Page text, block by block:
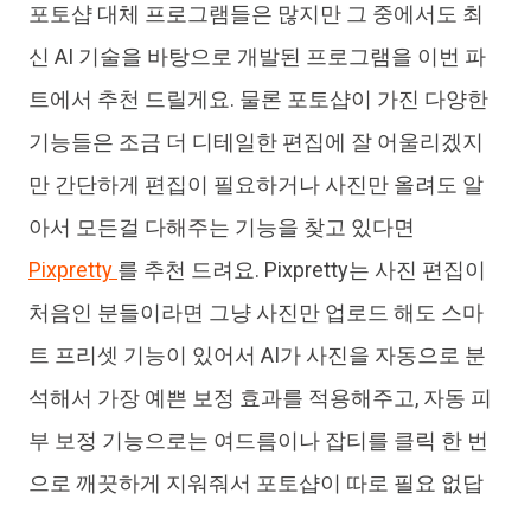
포토샵 대체 프로그램들은 많지만 그 중에서도 최
신 AI 기술을 바탕으로 개발된 프로그램을 이번 파
트에서 추천 드릴게요. 물론 포토샵이 가진 다양한
기능들은 조금 더 디테일한 편집에 잘 어울리겠지
만 간단하게 편집이 필요하거나 사진만 올려도 알
아서 모든걸 다해주는 기능을 찾고 있다면
Pixpretty 를 추천 드려요. Pixpretty는 사진 편집이
처음인 분들이라면 그냥 사진만 업로드 해도 스마
트 프리셋 기능이 있어서 AI가 사진을 자동으로 분
석해서 가장 예쁜 보정 효과를 적용해주고, 자동 피
부 보정 기능으로는 여드름이나 잡티를 클릭 한 번
으로 깨끗하게 지워줘서 포토샵이 따로 필요 없답